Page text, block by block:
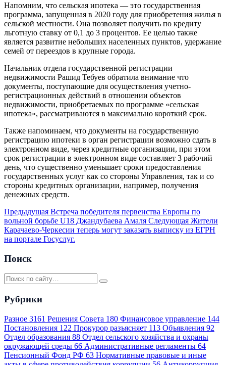
Напомним, что сельская ипотека — это государственная
программа, запущенная в 2020 году для приобретения жилья в
сельской местности. Она позволяет получить по кредиту
льготную ставку от 0,1 до 3 процентов. Ее целью также
является развитие небольших населенных пунктов, удержание
семей от переездов в крупные города.
Начальник отдела государственной регистрации
недвижимости Рашид Тебуев обратила внимание что
документы, поступающие для осуществления учетно-
регистрационных действий в отношении объектов
недвижимости, приобретаемых по программе «сельская
ипотека», рассматриваются в максимально короткий срок.
Также напоминаем, что документы на государственную
регистрацию ипотеки в орган регистрации возможно сдать в
электронном виде, через кредитные организации, при этом
срок регистрации в электронном виде составляет 3 рабочий
день, что существенно уменьшает сроки предоставления
государственных услуг как со стороны Управления, так и со
стороны кредитных организации, например, получения
денежных средств.
Предыдущая Встреча победителя первенства Европы по
вольной борьбе U18 Джандубаева Амаля Следующая Жители
Карачаево-Черкесии теперь могут заказать выписку из ЕГРН
на портале Госуслуг.
Поиск
Рубрики
Разное 3161 Решения Совета 180 Финансовое управление 144
Постановления 122 Прокурор разъясняет 113 Объявления 92
Отдел образования 88 Отдел сельского хозяйства и охраны
окружающей среды 66 Административные регламенты 64
Пенсионный Фонд РФ 63 Нормативные правовые и иные